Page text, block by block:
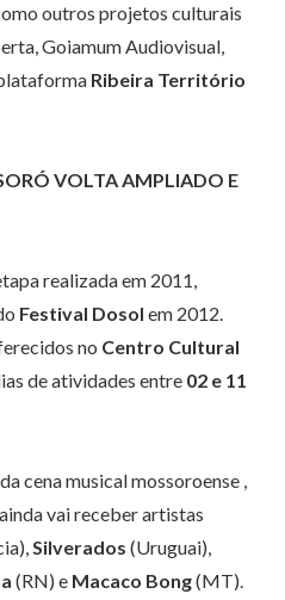
outros projetos culturais
Goiamum Audiovisual,
Ribeira Território
VOLTA AMPLIADO E
realizada em 2011,
Festival Dosol em 2012.
no Centro Cultural
de atividades entre 02 e 11
cena musical mossoroense ,
vai receber artistas
Silverados (Uruguai),
(RN) e Macaco Bong(MT).